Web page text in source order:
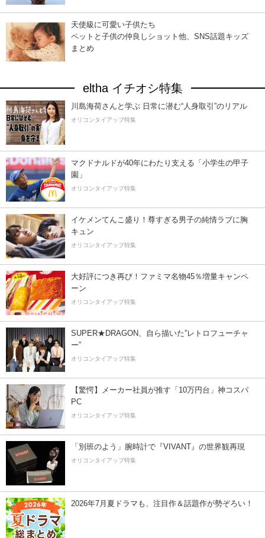
天使級に可愛い子供たち
ペットと子供の仲良しショット他、SNS話題キッズ
まとめ
eltha イチオシ特集
川島海荷さんと学ぶ 日常に潜む“人身取引”のリアル
オリコンタイアップ特集
マクドナルドが40年にわたり支える「小学生の甲子
園」
オリコンタイアップ特集
イケメンてんこ盛り！尊すぎる男子の純情ラブに胸
キュン
オリコンタイアップ特集
大好評につき再び！ファミマ名物45％増量キャンペ
ーン
オリコンタイアップ特集
SUPER★DRAGON、自ら描いた”レトロフューチャ
ー”
オリコンタイアップ特集
【驚愕】メーカー社員が推す「10万円台」神コスパ
PC
オリコンタイアップ特集
「別班のよう」腕時計で『VIVANT』の世界観再現
オリコンタイアップ特集
2026年7月夏ドラマも、注目作＆話題作が勢ぞろい！